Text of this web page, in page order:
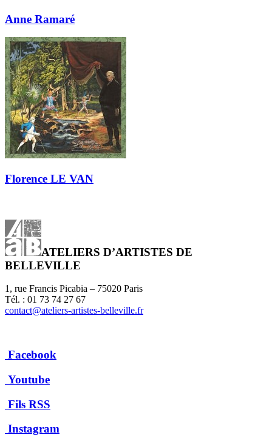
Anne Ramaré
Florence LE VAN
ATELIERS D’ARTISTES DE
BELLEVILLE
1, rue Francis Picabia – 75020 Paris
Tél. : 01 73 74 27 67
contact@ateliers-artistes-belleville.fr
Facebook
Youtube
Fils RSS
Instagram